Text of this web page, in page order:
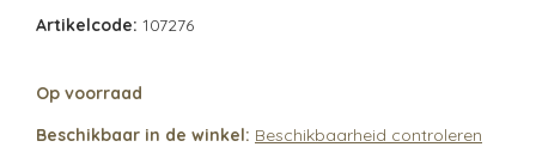
Artikelcode: 107276
Op voorraad
Beschikbaar in de winkel: Beschikbaarheid controleren